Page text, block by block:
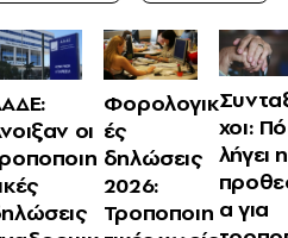
οι
Φορολογικ
ές
δηλώσεις
2026:
Τροποποιη
χοι:
λήγει η
α για